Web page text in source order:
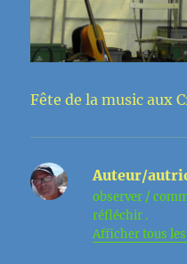
Fête de la music aux
Auteur/
observer /
réfléchir .
Afficher tous